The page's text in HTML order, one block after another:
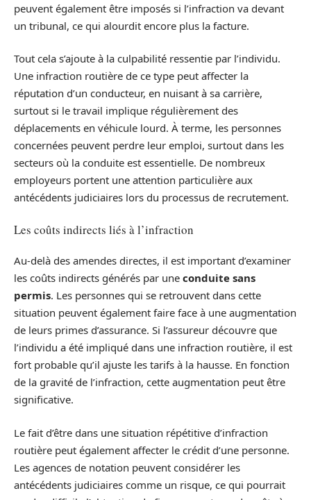
peuvent également être imposés si l’infraction va devant
un tribunal, ce qui alourdit encore plus la facture.
Tout cela s’ajoute à la culpabilité ressentie par l’individu.
Une infraction routière de ce type peut affecter la
réputation d’un conducteur, en nuisant à sa carrière,
surtout si le travail implique régulièrement des
déplacements en véhicule lourd. À terme, les personnes
concernées peuvent perdre leur emploi, surtout dans les
secteurs où la conduite est essentielle. De nombreux
employeurs portent une attention particulière aux
antécédents judiciaires lors du processus de recrutement.
Les coûts indirects liés à l’infraction
Au-delà des amendes directes, il est important d’examiner
les coûts indirects générés par une conduite sans
permis. Les personnes qui se retrouvent dans cette
situation peuvent également faire face à une augmentation
de leurs primes d’assurance. Si l’assureur découvre que
l’individu a été impliqué dans une infraction routière, il est
fort probable qu’il ajuste les tarifs à la hausse. En fonction
de la gravité de l’infraction, cette augmentation peut être
significative.
Le fait d’être dans une situation répétitive d’infraction
routière peut également affecter le crédit d’une personne.
Les agences de notation peuvent considérer les
antécédents judiciaires comme un risque, ce qui pourrait